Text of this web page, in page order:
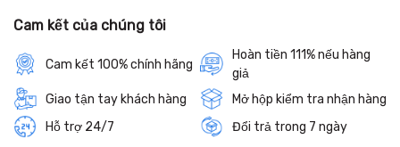
Cam kết của chúng tôi
Cam kết 100% chính hãng
Hoàn tiền 111% nếu hàng
giả
Giao tận tay khách hàng
Mở hộp kiểm tra nhận hàng
Hỗ trợ 24/7
Đổi trả trong 7 ngày